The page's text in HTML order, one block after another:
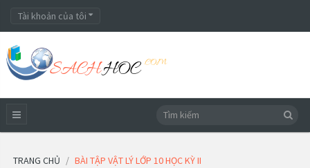
Tài khoản của tôi
TRANG CHỦ BÀI TẬP VẬT LÝ LỚP 10 HỌC KỲ II